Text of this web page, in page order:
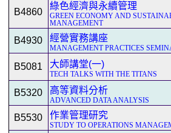
B4860
綠色經濟與永續管理
GREEN ECONOMY AND
MANAGEMENT
B4930 經營實務講座
MANAGEMENT PRACTICES
B5081 大師講堂(一)
TECH TALKS WITH THE TITANS
B5320 高等資料分析
ADVANCED DATA ANALYSIS
B5530 作業管理研究
STUDY TO OPERATIONS